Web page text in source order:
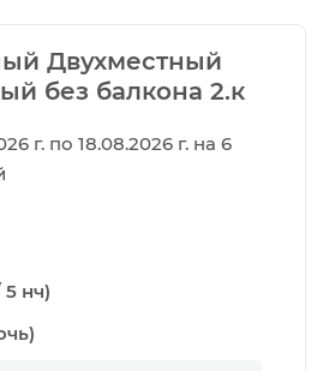
Двухместный
без балкона 2.к
г. по 18.08.2026 г. на 6
5 нч)